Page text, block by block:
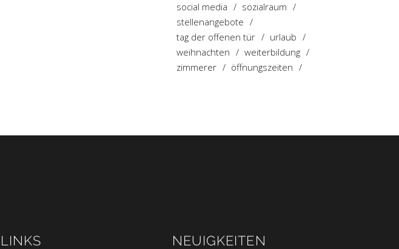
social media
sozialraum
stellenangebote
tag der offenen tür
urlaub
weihnachten
weiterbildung
zimmerer
öffnungszeiten
LINKS NEUIGKEITEN